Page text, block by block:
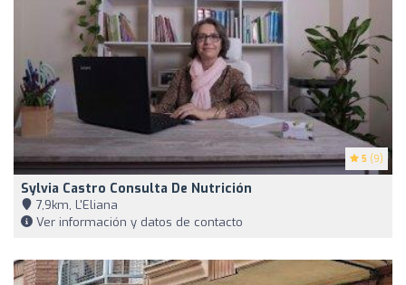
5 (9)
Sylvia Castro Consulta De Nutrición
7,9km, L'Eliana
Ver información y datos de contacto